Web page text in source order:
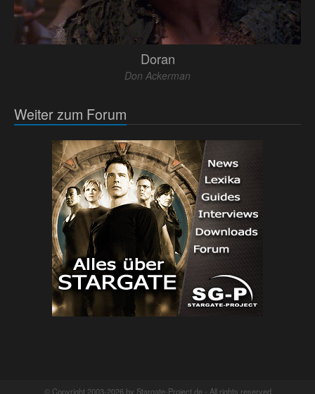
Doran
Don Ackerman
Weiter zum Forum
© Copyright 2003-2026 by Stargate-Project.de - All rights reserved